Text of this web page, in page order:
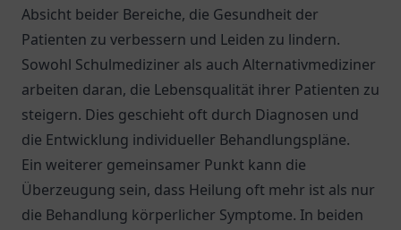
Absicht beider Bereiche, die Gesundheit der
Patienten zu verbessern und Leiden zu lindern.
Sowohl Schulmediziner als auch Alternativmediziner
arbeiten daran, die Lebensqualität ihrer Patienten zu
steigern. Dies geschieht oft durch Diagnosen und
die Entwicklung individueller Behandlungspläne.
Ein weiterer gemeinsamer Punkt kann die
Überzeugung sein, dass Heilung oft mehr ist als nur
die Behandlung körperlicher Symptome. In beiden